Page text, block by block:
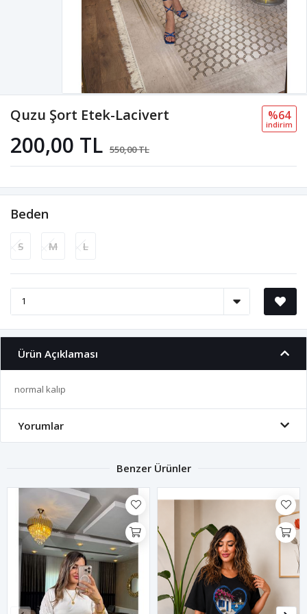
Quzu Şort Etek-Lacivert
200,00 TL 550,00 TL
%64
i̇ndi̇ri̇m
Beden
S M L
Ürün Açıklaması
normal kalıp
Yorumlar
Benzer Ürünler